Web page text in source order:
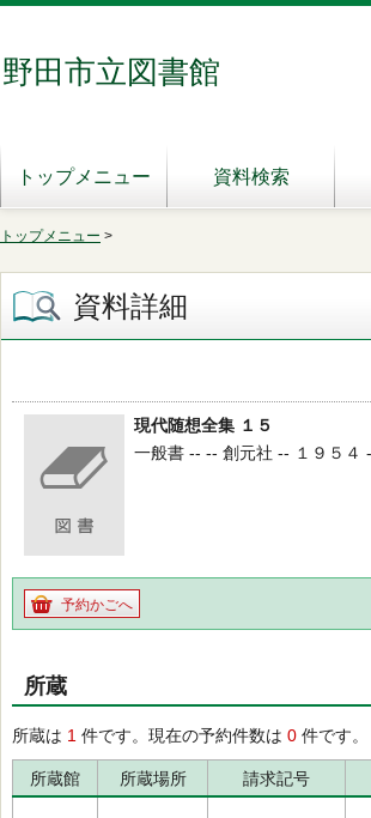
野田市立図書館
トップメニュー 資料検索
トップメニュー >
資料詳細
現代随想全集 １５
一般書 -- -- 創元社 -- １９５４
予約かごへ
所蔵
所蔵は 1 件です。現在の予約件数は 0 件です。
所蔵館 所蔵場所 請求記号